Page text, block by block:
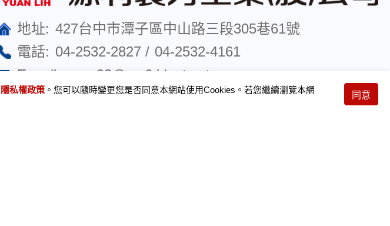
地址: 427台中市潭子區中山路三段305巷61號
電話: 04-2532-2827
04-2532-4161
E-mail:
yuan02@ms6.hinet.net
傳真:
04-25339351
隱私權政策 。您可以隨時變更您是否同意本網站使用Cookies。若您繼續瀏覽本網
同意